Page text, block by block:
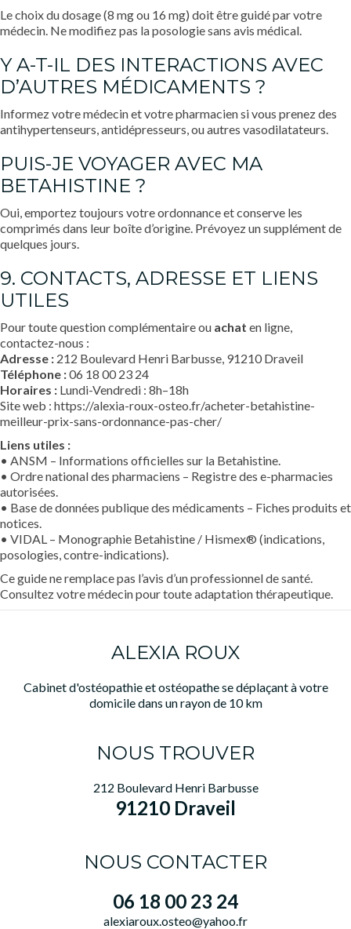
Le choix du dosage (8 mg ou 16 mg) doit être guidé par votre
médecin. Ne modifiez pas la posologie sans avis médical.
Y A-T-IL DES INTERACTIONS AVEC
D’AUTRES MÉDICAMENTS ?
Informez votre médecin et votre pharmacien si vous prenez des
antihypertenseurs, antidépresseurs, ou autres vasodilatateurs.
PUIS-JE VOYAGER AVEC MA
BETAHISTINE ?
Oui, emportez toujours votre ordonnance et conserve les
comprimés dans leur boîte d’origine. Prévoyez un supplément de
quelques jours.
9. CONTACTS, ADRESSE ET LIENS
UTILES
Pour toute question complémentaire ou achat en ligne,
contactez-nous :
Adresse : 212 Boulevard Henri Barbusse, 91210 Draveil
Téléphone :06 18 00 23 24
Horaires : Lundi-Vendredi : 8h–18h
Site web : https://alexia-roux-osteo.fr/acheter-betahistine-
meilleur-prix-sans-ordonnance-pas-cher/
Liens utiles :
• ANSM – Informations officielles sur la Betahistine.
• Ordre national des pharmaciens – Registre des e-pharmacies
autorisées.
• Base de données publique des médicaments – Fiches produits et
notices.
• VIDAL – Monographie Betahistine / Hismex® (indications,
posologies, contre-indications).
Ce guide ne remplace pas l’avis d’un professionnel de santé.
Consultez votre médecin pour toute adaptation thérapeutique.
ALEXIA ROUX
Cabinet d'ostéopathie et ostéopathe se déplaçant à votre
domicile dans un rayon de 10 km
NOUS TROUVER
212 Boulevard Henri Barbusse
91210 Draveil
NOUS CONTACTER
06 18 00 23 24
alexiaroux.osteo@yahoo.fr